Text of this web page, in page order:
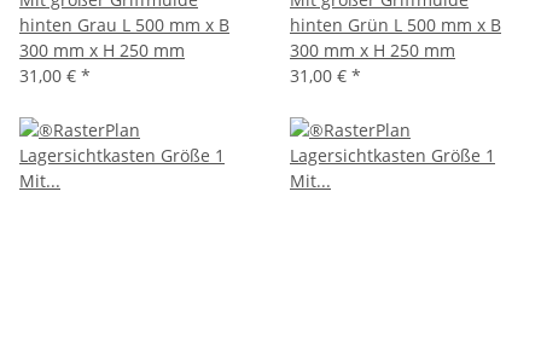
hinten Grau L 500 mm x B
300 mm x H 250 mm
31,00 € *
hinten Grün L 500 mm x B
300 mm x H 250 mm
31,00 € *